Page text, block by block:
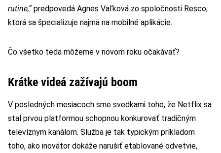
rutine,“predpovedá Agnes Vaľková zo spoločnosti Resco,
ktorá sa špecializuje najmä na mobilné aplikácie.
Čo všetko teda môžeme v novom roku očakávať?
Krátke videá zažívajú boom
V posledných mesiacoch sme svedkami toho, že Netflix sa
stal prvou platformou schopnou konkurovať tradičným
televíznym kanálom. Služba je tak typickým príkladom
toho, ako inovátor dokáže narušiť etablované odvetvie,